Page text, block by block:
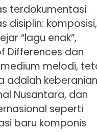
terdokumentasi
disiplin: komposisi,
“lagu enak”,
Differences dan
melodi,
adalah
Nusantara, dan
seperti
baru komponis